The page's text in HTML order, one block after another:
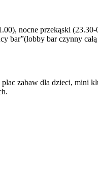
nocne przekąski
bar czynny
zabaw dla dzieci, mini